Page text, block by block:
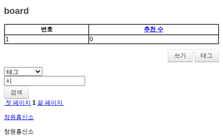
board
번호
추천 수
1
0
쓰기 태그
검색
첫 페이지 1 끝 페이지
창원흥신소
창원흥신소